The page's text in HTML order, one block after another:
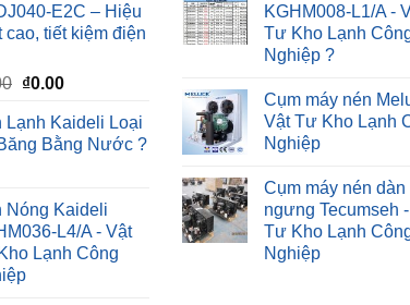
E2C – Hiệu
cao, tiết kiệm điện
Giá
là:
₫1.00.
₫0.00Giá
tại
là:
Lạnh Kaideli Loại
Bằng Nước ?
Nóng Kaideli
L4/A - Vật
Lạnh Công
KGHM008-L1/A -
Tư Kho Lạnh
Nghiệp ?
Cụm máy nén
Vật Tư Kho Lạnh
Nghiệp
Cụm máy nén dàn
ngưng Tecumseh
Tư Kho Lạnh
Nghiệp